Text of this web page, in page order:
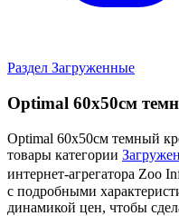
Раздел Загруженные
Optimal 60х50см
Optimal 60х50см темный
товары категории
интернет-агрегатора Zoo
с подробными
динамикой цен, чтобы